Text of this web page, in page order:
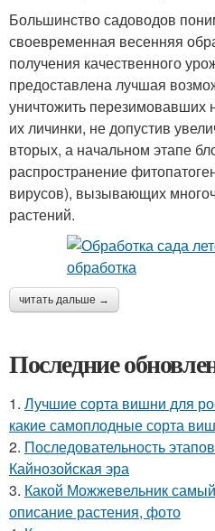
Большинство садоводов
своевременная весенняя
получения качественного
предоставлена лучшая
уничтожить
их личинки, не допустив
вторых, а начальном этапе
распространение
вирусов), вызывающих
растений.
читать дальше →
Последние
1. Лучшие сорта вишни для
какие самоплодные сорта
2. Последовательность
Кайнозойская эра
3. Какой Можжевельник
описание растения, фото